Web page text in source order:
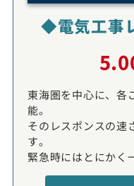
◆電気工事
東海圏を中心に、各
能。
そのレスポンスの速
す。
緊急時にはとにかく